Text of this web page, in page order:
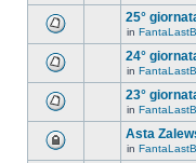
25°
in
24°
in
23°
in
Asta
in